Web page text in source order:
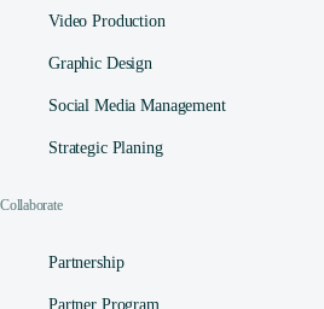
Video Production
Graphic Design
Social Media Management​
Strategic Planing
Collaborate
Partnership
Partner Program